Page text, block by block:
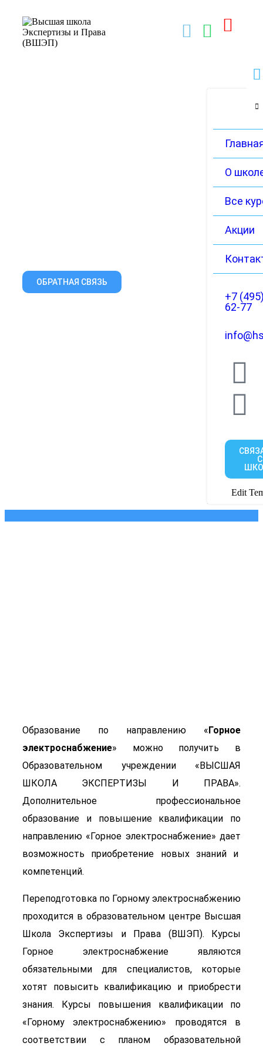
ОБРАТНАЯ СВЯЗЬ
О
Все
Акции
+7
62-77
Edit
Образование по направлению «Горное
электроснабжение» можно получить в
Образовательном учреждении «ВЫСШАЯ
ШКОЛА ЭКСПЕРТИЗЫ И ПРАВА».
Дополнительное профессиональное
образование и повышение квалификации по
направлению «Горное электроснабжение» дает
возможность приобретение новых знаний и
компетенций.
Переподготовка по Горному электроснабжению
проходится в образовательном центре Высшая
Школа Экспертизы и Права (ВШЭП). Курсы
Горное электроснабжение являются
обязательными для специалистов, которые
хотят повысить квалификацию и приобрести
знания. Курсы повышения квалификации по
«Горному электроснабжению» проводятся в
соответствии с планом образовательной